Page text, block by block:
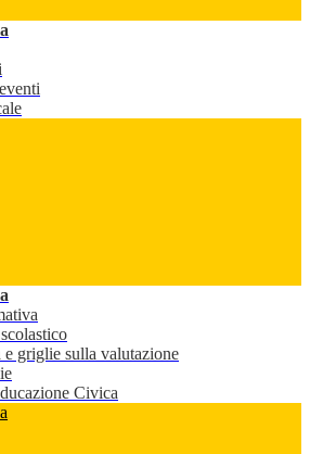
griglie sulla valutazione
Civica